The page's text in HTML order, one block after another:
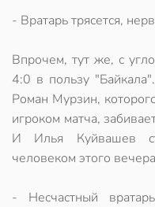
- Вратарь трясется,
Впрочем, тут же, с
4:0 в пользу
Роман Мурзин,
игроком матча,
И Илья Куйвашев
человеком этого
- Несчастный